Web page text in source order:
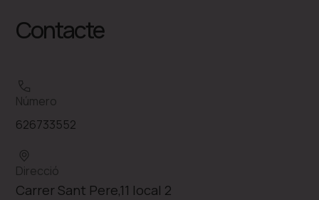
Contacte
Número
626733552
Direcció
Carrer Sant Pere,11 local 2